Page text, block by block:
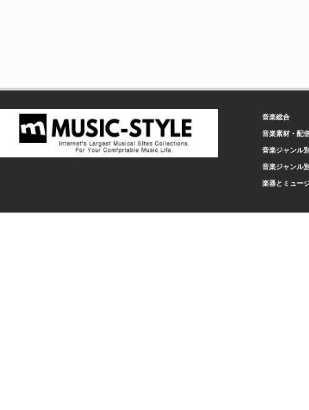
音楽総合
音楽素材・配
音楽ジャンル
音楽ジャンル
楽器とミュー